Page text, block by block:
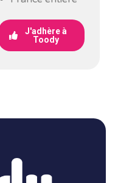
J'adhère à
Toody